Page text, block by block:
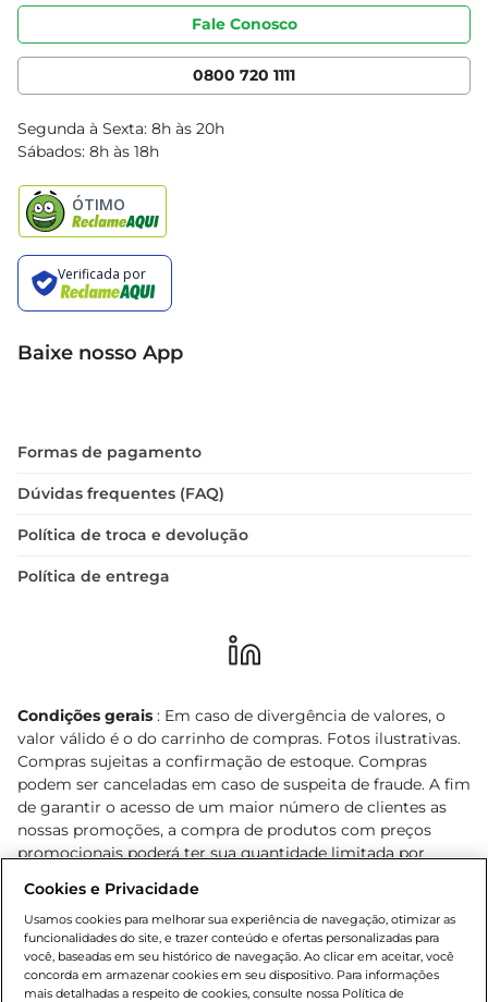
Portal do fornecedor
Cencosud Media
Código de ética
Serviços
Clube Bretas
Blog Bretas
Black Friday
Fale Conosco
0800 720 1111
Segunda à Sexta: 8h às 20h
Sábados: 8h às 18h
Baixe nosso App
Formas de pagamento
Dúvidas frequentes (FAQ)
Política de troca e devolução
Política de entrega
Condições gerais : Em caso de divergência de valores, o
valor válido é o do carrinho de compras. Fotos ilustrativas.
Compras sujeitas a confirmação de estoque. Compras
podem ser canceladas em caso de suspeita de fraude. A fim
de garantir o acesso de um maior número de clientes as
nossas promoções, a compra de produtos com preços
promocionais poderá ter sua quantidade limitada por
o e-commerce e válidos durante o dia de hoje, podendo
sofrer alterações sem prévia notificação. Proibida a venda
de bebidas alcoólicas para menores de 18 anos, conforme
Lei n.º 8069/90, art. 81, inciso II (Estatuto da Criança e do
Adolescente). Preços e condições exclusivos para o
Cookies e Privacidade
Usamos cookies para melhorar sua experiência de navegação, otimizar as
funcionalidades do site, e trazer conteúdo e ofertas personalizadas para
você, baseadas em seu histórico de navegação. Ao clicar em aceitar, você
concorda em armazenar cookies em seu dispositivo. Para informações
mais detalhadas a respeito de cookies, consulte nossa Política de